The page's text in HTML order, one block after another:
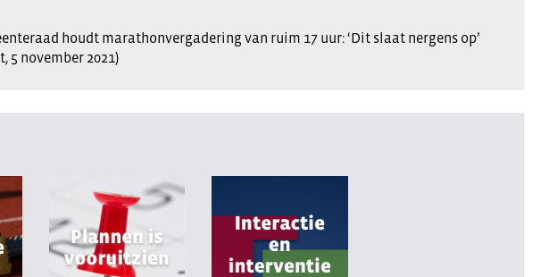
houdt marathonvergadering van ruim 17 uur: ‘Dit slaat nergens op’
5 november 2021)